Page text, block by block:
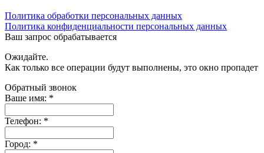
Политика обработки персональных данных
Политика конфиденциальности персональных данных
Ваш запрос обрабатывается
Ожидайте.
Как только все операции будут выполнены, это окно пропадет
Обратный звонок
Ваше имя: *
Телефон: *
Город: *